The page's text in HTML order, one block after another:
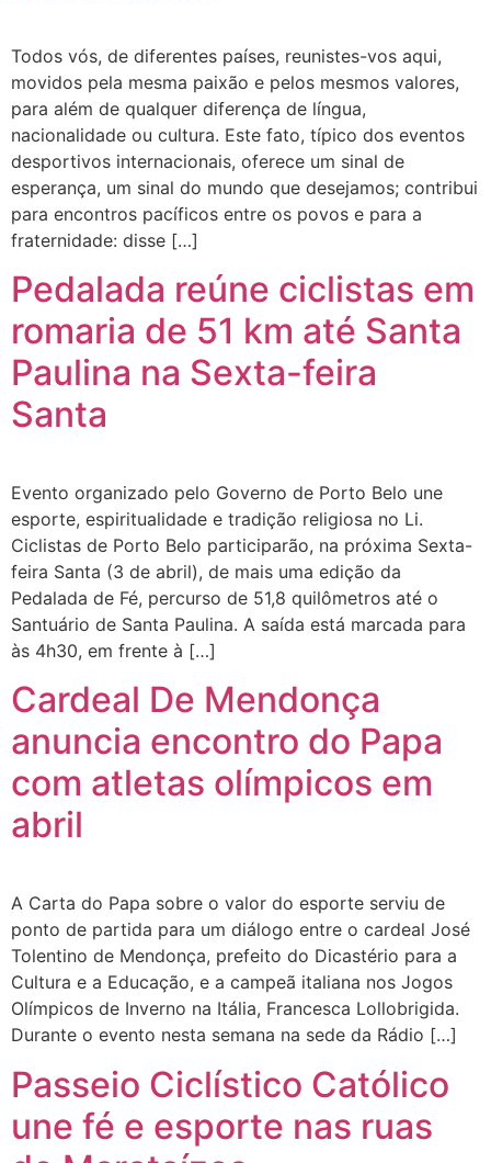
Todos vós, de diferentes países, reunistes-vos aqui,
movidos pela mesma paixão e pelos mesmos valores,
para além de qualquer diferença de língua,
nacionalidade ou cultura. Este fato, típico dos eventos
desportivos internacionais, oferece um sinal de
esperança, um sinal do mundo que desejamos; contribui
para encontros pacíficos entre os povos e para a
fraternidade: disse […]
Pedalada reúne ciclistas em
romaria de 51 km até Santa
Paulina na Sexta-feira
Santa
Evento organizado pelo Governo de Porto Belo une
esporte, espiritualidade e tradição religiosa no Li.
Ciclistas de Porto Belo participarão, na próxima Sexta-
feira Santa (3 de abril), de mais uma edição da
Pedalada de Fé, percurso de 51,8 quilômetros até o
Santuário de Santa Paulina. A saída está marcada para
às 4h30, em frente à […]
Cardeal De Mendonça
anuncia encontro do Papa
com atletas olímpicos em
abril
A Carta do Papa sobre o valor do esporte serviu de
ponto de partida para um diálogo entre o cardeal José
Tolentino de Mendonça, prefeito do Dicastério para a
Cultura e a Educação, e a campeã italiana nos Jogos
Olímpicos de Inverno na Itália, Francesca Lollobrigida.
Durante o evento nesta semana na sede da Rádio […]
Passeio Ciclístico Católico
une fé e esporte nas ruas